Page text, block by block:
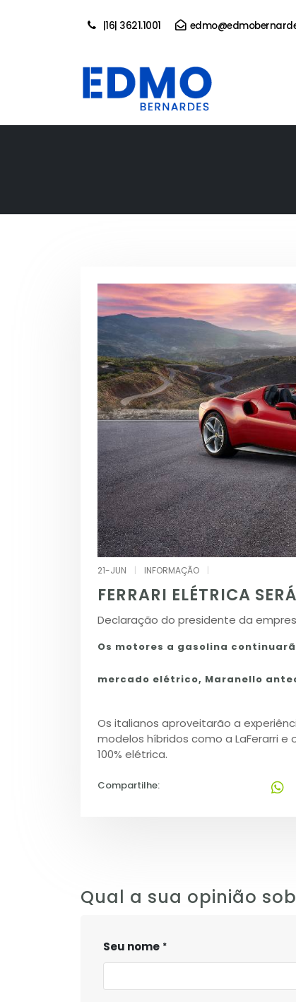
|16| 3621.1001
21-JUN INFORMAÇÃO
FERRARI ELÉTRICA
Declaração do presidente da
Os motores a gasolina
mercado elétrico, Maranello
Os italianos aproveitarão a
modelos híbridos como a LaFerarri e
100% elétrica.
Compartilhe:
Qual a sua opinião
Seu nome